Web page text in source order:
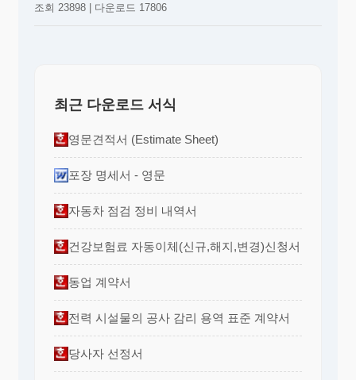
조회 23898 | 다운로드 17806
최근 다운로드 서식
영문견적서 (Estimate Sheet)
포장 명세서 - 영문
자동차 점검 정비 내역서
건강보험료 자동이체(신규,해지,변경)신청서
동업 계약서
전력 시설물의 공사 감리 용역 표준 계약서
당사자 선정서